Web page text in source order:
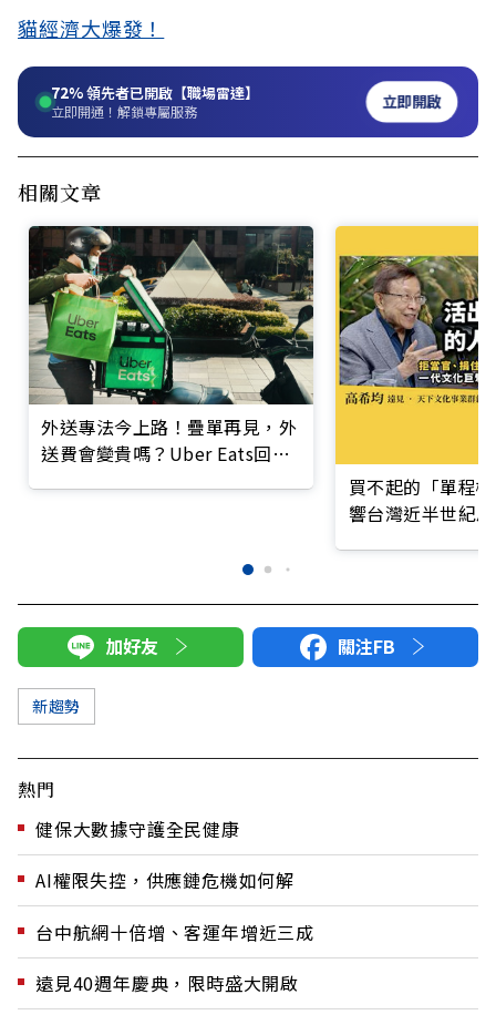
貓經濟大爆發！
72%領先者已開啟【職場雷達】
立即開通！解鎖專屬服務 立即開啟
相關文章
外送專法今上路！疊單再見，外
送費會變貴嗎？Uber Eats回應
買不起的「單程
響台灣近半世紀
加好友 關注FB
新趨勢
熱門
健保大數據守護全民健康
AI權限失控，供應鏈危機如何解
台中航網十倍增、客運年增近三成
遠見40週年慶典，限時盛大開啟